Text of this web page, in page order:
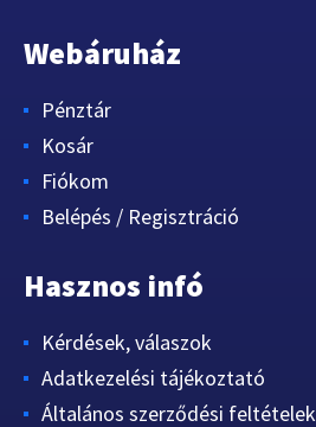
Webáruház
Pénztár
Kosár
Fiókom
Belépés / Regisztráció
Hasznos infó
Kérdések, válaszok
Adatkezelési tájékoztató
Általános szerződési feltételek